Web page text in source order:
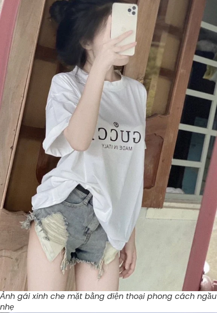
Ảnh gái xinh che mặt bằng điện thoại phong cách ngầu
nhẹ